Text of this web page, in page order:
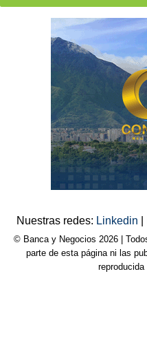
Nuestras redes: Linkedin
© Banca y Negocios 2026 |
parte de esta página ni las